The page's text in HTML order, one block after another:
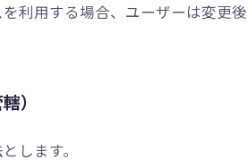
利用する場合、ユーザーは変更
）
します。